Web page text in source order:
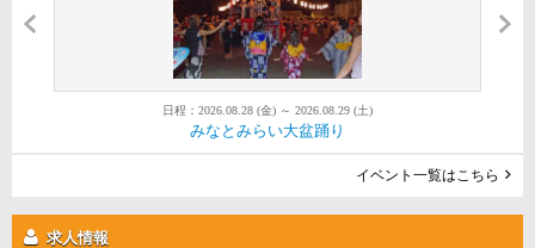
日程：2026.08.28 (金) ～ 2026.08.29 (土)
みなとみらい大盆踊り
日程：2026.08.01 (土) ～ 2026.08.30 (日)
Red Brick Sunset 2026
日程：2026.08.22 (土) ～ 2026.08.22 (土)
第52回金沢まつり花火大会
イベント一覧はこちら
求人情報